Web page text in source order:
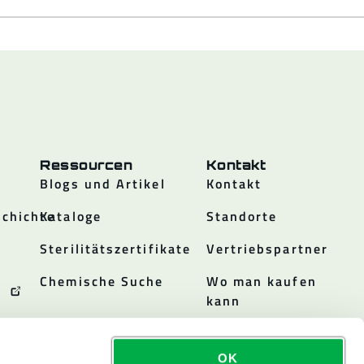
OK
Ressourcen
Blogs und Artikel
Kataloge
Sterilitätszertifikate
Chemische Suche
Kontakt
Kontakt
Standorte
Vertriebspartner
Wo man kaufen
kann